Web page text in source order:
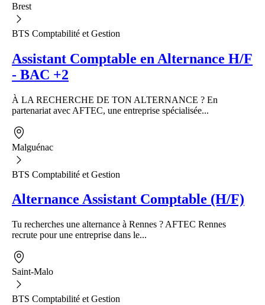
Brest
BTS Comptabilité et Gestion
Assistant Comptable en Alternance H/F
- BAC +2
À LA RECHERCHE DE TON ALTERNANCE ? En
partenariat avec AFTEC, une entreprise spécialisée...
Malguénac
BTS Comptabilité et Gestion
Alternance Assistant Comptable (H/F)
Tu recherches une alternance à Rennes ? AFTEC Rennes
recrute pour une entreprise dans le...
Saint-Malo
BTS Comptabilité et Gestion